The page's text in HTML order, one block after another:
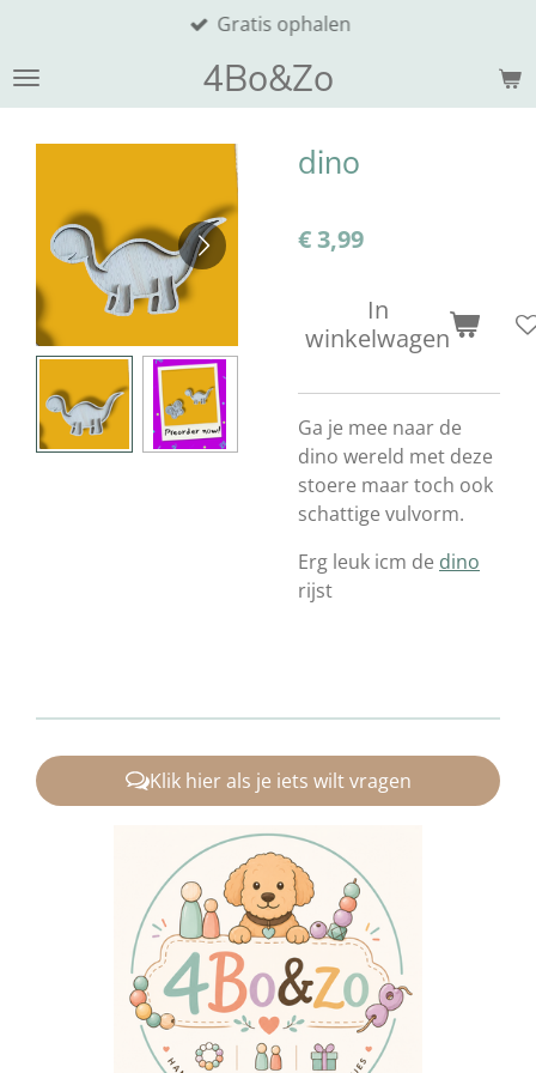
naar
de
hoofdinhoud
4Bo&Zo
Gratis ophalen
dino
€ 3,99
In
winkelwagen
Ga je mee naar de
dino wereld met deze
stoere maar toch ook
schattige vulvorm.
Erg leuk icm de dino
rijst
Klik hier als je iets wilt vragen